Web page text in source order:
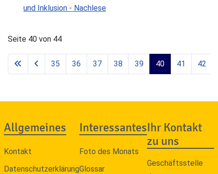
und Inklusion - Nachlese
Seite 40 von 44
35 36 37 38 39 40 41 42
Allgemeines
Kontakt
Datenschutzerklärung
Interessantes
Foto des Monats
Glossar
Ihr Kontakt
zu uns
Geschäftsstelle